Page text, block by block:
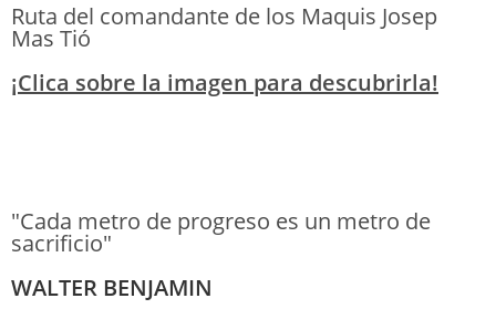
Ruta del comandante de los Maquis Josep
Mas Tió
¡Clica sobre la imagen para descubrirla!
"Cada metro de progreso es un metro de
sacrificio"
WALTER BENJAMIN